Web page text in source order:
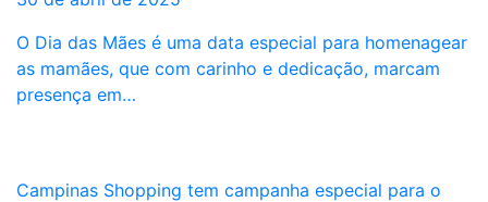
O Dia das Mães é uma data especial para homenagear
as mamães, que com carinho e dedicação, marcam
presença em…
Campinas Shopping tem campanha especial para o